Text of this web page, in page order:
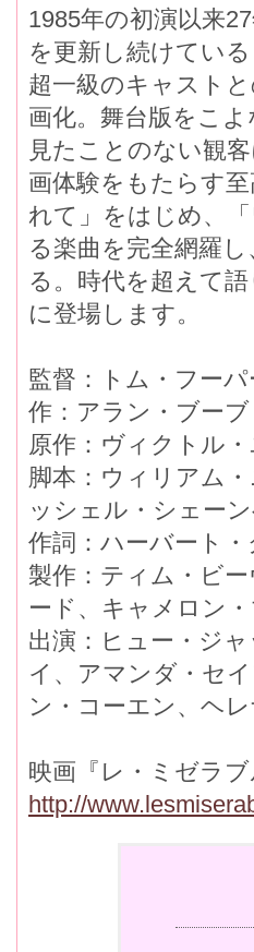
1985年の初演以来
を更新し続けてい
超一級のキャスト
画化。舞台版をこ
見たことのない観
画体験をもたらす
れて」をはじめ、
る楽曲を完全網羅
る。時代を超えて
に登場します。
監督：トム・フーパ
作：アラン・ブー
原作：ヴィクトル
脚本：ウィリアム
ッシェル・シェー
作詞：ハーバート
製作：ティム・ビ
ード、キャメロン
出演：ヒュー・ジ
イ、アマンダ・セ
ン・コーエン、ヘ
映画『レ・ミゼラ
http://